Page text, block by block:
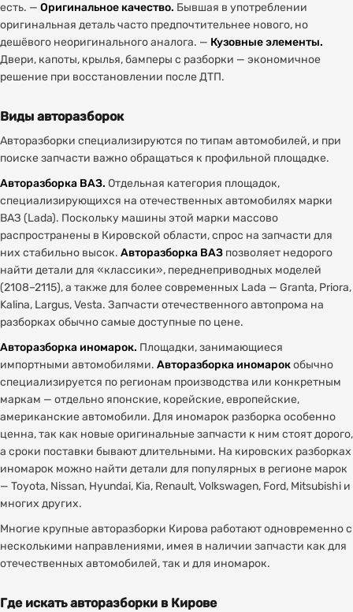
есть. — Оригинальное качество. Бывшая в употреблении
оригинальная деталь часто предпочтительнее нового, но
дешёвого неоригинального аналога. — Кузовные элементы.
Двери, капоты, крылья, бамперы с разборки — экономичное
решение при восстановлении после ДТП.
Виды авторазборок
Авторазборки специализируются по типам автомобилей, и при
поиске запчасти важно обращаться к профильной площадке.
Авторазборка ВАЗ. Отдельная категория площадок,
специализирующихся на отечественных автомобилях марки
ВАЗ (Lada). Поскольку машины этой марки массово
распространены в Кировской области, спрос на запчасти для
них стабильно высок. Авторазборка ВАЗ позволяет недорого
найти детали для «классики», переднеприводных моделей
(2108–2115), а также для более современных Lada — Granta, Priora,
Kalina, Largus, Vesta. Запчасти отечественного автопрома на
разборках обычно самые доступные по цене.
Авторазборка иномарок. Площадки, занимающиеся
импортными автомобилями. Авторазборка иномарокобычно
специализируется по регионам производства или конкретным
маркам — отдельно японские, корейские, европейские,
американские автомобили. Для иномарок разборка особенно
ценна, так как новые оригинальные запчасти к ним стоят дорого,
а сроки поставки бывают длительными. На кировских разборках
иномарок можно найти детали для популярных в регионе марок
— Toyota, Nissan, Hyundai, Kia, Renault, Volkswagen, Ford, Mitsubishi и
многих других.
Многие крупные авторазборки Кирова работают одновременно с
несколькими направлениями, имея в наличии запчасти как для
отечественных автомобилей, так и для иномарок.
Где искать авторазборки в Кирове